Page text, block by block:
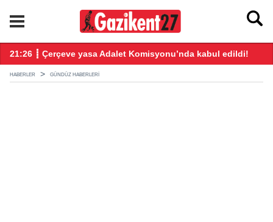
21:26 ┋ Çerçeve yasa Adalet Komisyonu’nda kabul edildi!
HABERLER GÜNDÜZ HABERLERI